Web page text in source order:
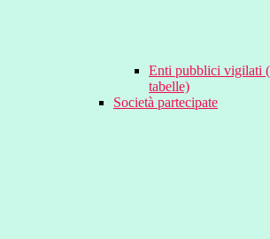
Enti pubblici vigilati
tabelle)
Società partecipate